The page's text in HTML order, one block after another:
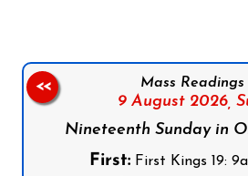
Mass
9 August 2026,
Nineteenth Sunday in
First: First Kings 19: 9a,
<<